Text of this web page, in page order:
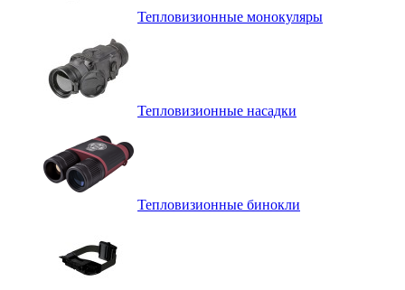
Тепловизионные монокуляры
Тепловизионные насадки
Тепловизионные бинокли